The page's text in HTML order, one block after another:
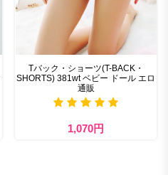
Tバック・ショーツ(T-BACK・
SHORTS) 381wt ベビー ドール エロ
通販
1,070円